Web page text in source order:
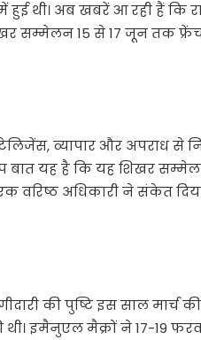
थी। अब खबरें आ रही हैं कि
सम्मेलन 15 से 17 जून तक
इंटेलिजेंस, व्यापार और अपराध से
बात यह है कि यह शिखर
वरिष्ठ अधिकारी ने संकेत
की पुष्टि इस साल मार्च
थी। इमैनुएल मैक्रों ने 17-19